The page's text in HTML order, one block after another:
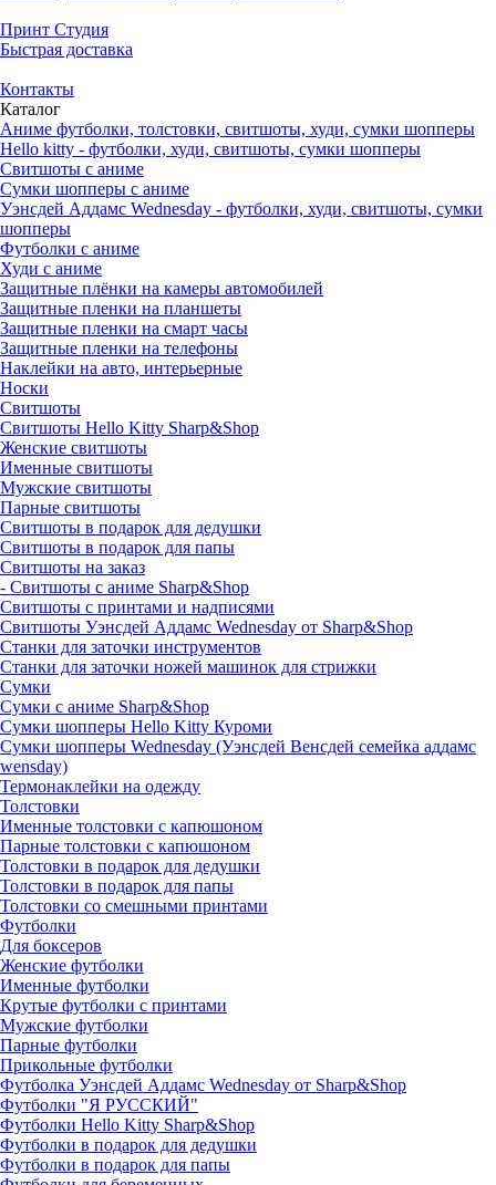
Принт Студия
Быстрая доставка
Контакты
Каталог
Аниме футболки, толстовки, свитшоты, худи, сумки шопперы
Hello kitty - футболки, худи, свитшоты, сумки шопперы
Свитшоты с аниме
Сумки шопперы с аниме
Уэнсдей Аддамс Wednesday - футболки, худи, свитшоты, сумки
шопперы
Футболки с аниме
Худи с аниме
Защитные плёнки на камеры автомобилей
Защитные пленки на планшеты
Защитные пленки на смарт часы
Защитные пленки на телефоны
Наклейки на авто, интерьерные
Носки
Свитшоты
Cвитшоты Hello Kitty Sharp&Shop
Женские свитшоты
Именные свитшоты
Мужские свитшоты
Парные свитшоты
Свитшоты в подарок для дедушки
Свитшоты в подарок для папы
Свитшоты на заказ
- Свитшоты с аниме Sharp&Shop
Свитшоты с принтами и надписями
Свитшоты Уэнсдей Аддамс Wednesday от Sharp&Shop
Станки для заточки инструментов
Станки для заточки ножей машинок для стрижки
Сумки
Сумки с аниме Sharp&Shop
Сумки шопперы Hello Kitty Куроми
Сумки шопперы Wednesday (Уэнсдей Венсдей семейка аддамс
wensday)
Термонаклейки на одежду
Толстовки
Именные толстовки с капюшоном
Парные толстовки с капюшоном
Толстовки в подарок для дедушки
Толстовки в подарок для папы
Толстовки со смешными принтами
Футболки
Для боксеров
Женские футболки
Именные футболки
Крутые футболки с принтами
Мужские футболки
Парные футболки
Прикольные футболки
Футболка Уэнсдей Аддамс Wednesday от Sharp&Shop
Футболки "Я РУССКИЙ"
Футболки Hello Kitty Sharp&Shop
Футболки в подарок для дедушки
Футболки в подарок для папы